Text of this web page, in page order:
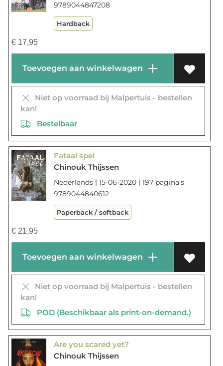
9789044847208
Hardback
€17,95
Toevoegen aan winkelwagen
Niet op voorraad bij Malpertuis - bestellen
kan!
Bestelbaar
Fataal spel
Chinouk Thijssen
Nederlands | 15-06-2020 | 197 pagina's
9789044840612
Paperback / softback
€21,95
Toevoegen aan winkelwagen
Niet op voorraad bij Malpertuis - bestellen
kan!
POD (Beschikbaar als print-on-demand.)
Are you scared yet?
Chinouk Thijssen